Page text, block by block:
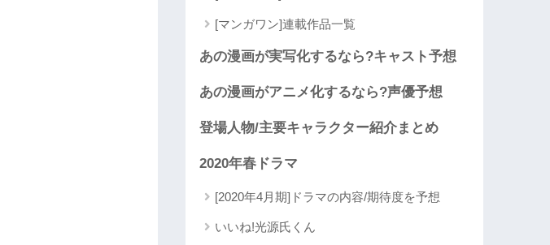
[マンガワン]連載作品一覧
あの漫画が実写化するなら?キャスト予想
あの漫画がアニメ化するなら?声優予想
登場人物/主要キャラクター紹介まとめ
2020年春ドラマ
[2020年4月期]ドラマの内容/期待度を予想
いいね!光源氏くん